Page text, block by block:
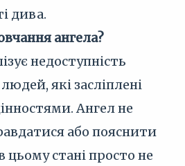
дива.
ангела?
недоступність
які засліплені
Ангел не
або пояснити
цьому стані просто не